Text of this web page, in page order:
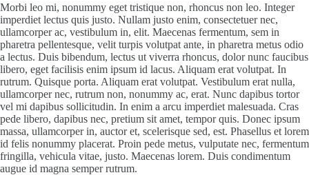
Morbi leo mi, nonummy eget tristique non, rhoncus non leo. Integer
imperdiet lectus quis justo. Nullam justo enim, consectetuer nec,
ullamcorper ac, vestibulum in, elit. Maecenas fermentum, sem in
pharetra pellentesque, velit turpis volutpat ante, in pharetra metus odio
a lectus. Duis bibendum, lectus ut viverra rhoncus, dolor nunc faucibus
libero, eget facilisis enim ipsum id lacus. Aliquam erat volutpat. In
rutrum. Quisque porta. Aliquam erat volutpat. Vestibulum erat nulla,
ullamcorper nec, rutrum non, nonummy ac, erat. Nunc dapibus tortor
vel mi dapibus sollicitudin. In enim a arcu imperdiet malesuada. Cras
pede libero, dapibus nec, pretium sit amet, tempor quis. Donec ipsum
massa, ullamcorper in, auctor et, scelerisque sed, est. Phasellus et lorem
id felis nonummy placerat. Proin pede metus, vulputate nec, fermentum
fringilla, vehicula vitae, justo. Maecenas lorem. Duis condimentum
augue id magna semper rutrum.